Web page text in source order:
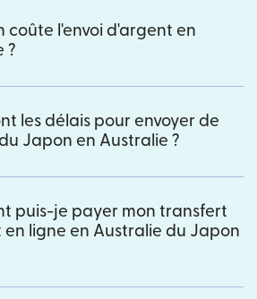
coûte l'envoi d'argent en
?
les délais pour envoyer de
Japon en Australie ?
puis-je payer mon transfert
ligne en Australie du Japon